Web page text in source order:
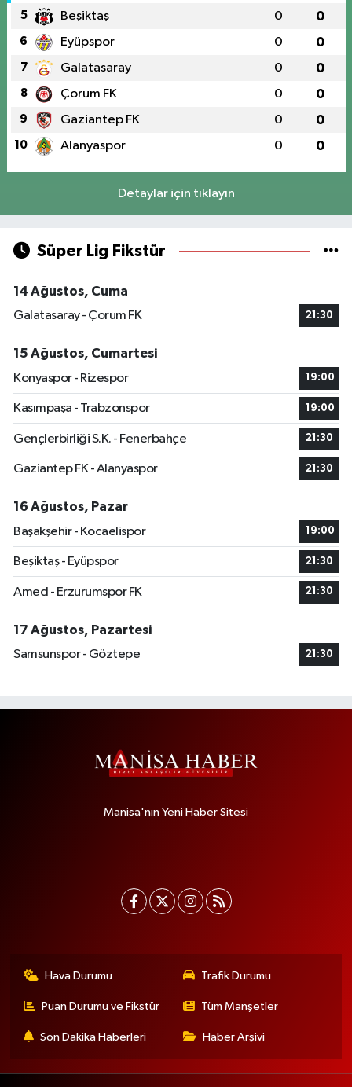
5 Beşiktaş 0 0
6 Eyüpspor 0 0
7 Galatasaray 0 0
8 Çorum FK 0 0
9 Gaziantep FK 0 0
10 Alanyaspor 0 0
Detaylar için tıklayın
Süper Lig Fikstür
14 Ağustos, Cuma
Galatasaray - Çorum FK
21:30
15 Ağustos, Cumartesi
Konyaspor - Rizespor
19:00
Kasımpaşa - Trabzonspor 19:00
Gençlerbirliği S.K. - Fenerbahçe 21:30
Gaziantep FK - Alanyaspor 21:30
16 Ağustos, Pazar
Başakşehir - Kocaelispor
19:00
Beşiktaş - Eyüpspor 21:30
Amed - Erzurumspor FK 21:30
17 Ağustos, Pazartesi
Samsunspor - Göztepe
21:30
Manisa'nın Yeni Haber Sitesi
Hava Durumu Trafik Durumu
Puan Durumu ve Fikstür Tüm Manşetler
Son Dakika Haberleri Haber Arşivi